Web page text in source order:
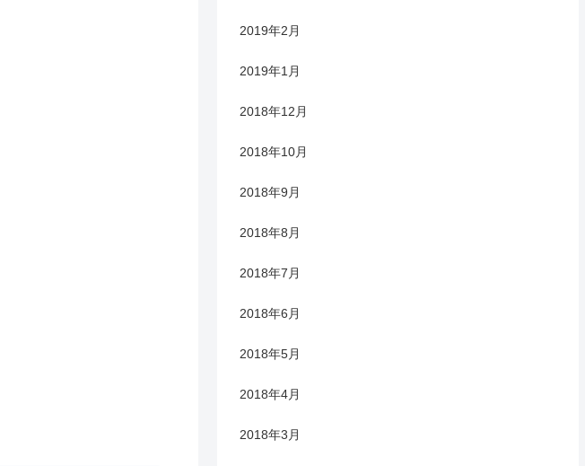
2019年2月
2019年1月
2018年12月
2018年10月
2018年9月
2018年8月
2018年7月
2018年6月
2018年5月
2018年4月
2018年3月